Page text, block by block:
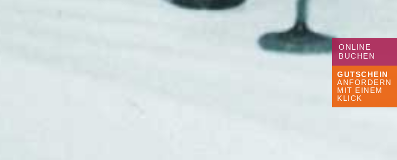
ONLINE
BUCHEN
GUTSCHEIN
ANFORDERN
MIT EINEM
KLICK